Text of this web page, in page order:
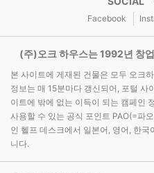
Facebook
(주)오크 하우스는 1992년 창
본 사이트에 게재된 건물은 모두 오크
정보는 매 15분마다 갱신되어, 포털
이트에 밖에 없는 이득이 되는 캠페인
사용할 수 있는 공식 포인트 PAO(=파
인 헬프 데스크에서 일본어, 영어, 한
니다.